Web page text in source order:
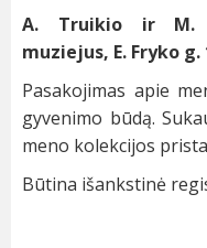
A. Truikio ir M.
muziejus, E. Fryko g.
Pasakojimas apie
gyvenimo būdą.
meno kolekcijos
Būtina išankstinė